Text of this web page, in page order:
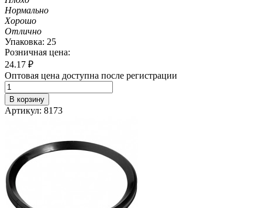
Нормально
Хорошо
Отлично
Упаковка: 25
Розничная цена:
24.17 ₽
Оптовая цена доступна после регистрации
В корзину
Артикул: 8173